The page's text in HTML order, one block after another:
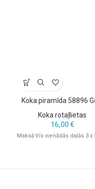
Koka piramīda 58896
Koka rotaļlietas
16,00€
Maksā trīs vienādās daļās 3 x